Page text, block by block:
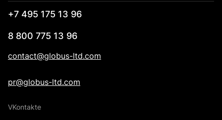
+7 495 175 13 96
8 800 775 13 96
contact@globus-ltd.com
pr@globus-ltd.com
VKontakte